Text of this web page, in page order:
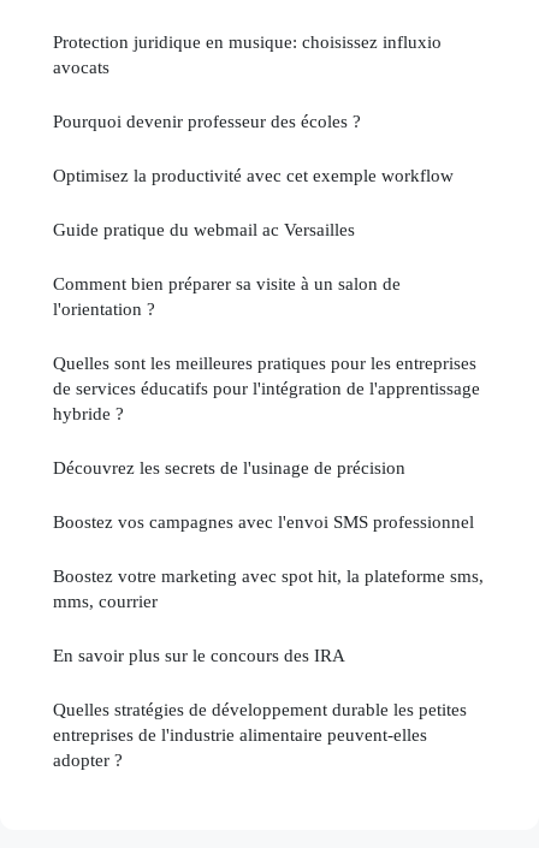
Protection juridique en musique: choisissez influxio
avocats
Pourquoi devenir professeur des écoles ?
Optimisez la productivité avec cet exemple workflow
Guide pratique du webmail ac Versailles
Comment bien préparer sa visite à un salon de
l'orientation ?
Quelles sont les meilleures pratiques pour les entreprises
de services éducatifs pour l'intégration de l'apprentissage
hybride ?
Découvrez les secrets de l'usinage de précision
Boostez vos campagnes avec l'envoi SMS professionnel
Boostez votre marketing avec spot hit, la plateforme sms,
mms, courrier
En savoir plus sur le concours des IRA
Quelles stratégies de développement durable les petites
entreprises de l'industrie alimentaire peuvent-elles
adopter ?